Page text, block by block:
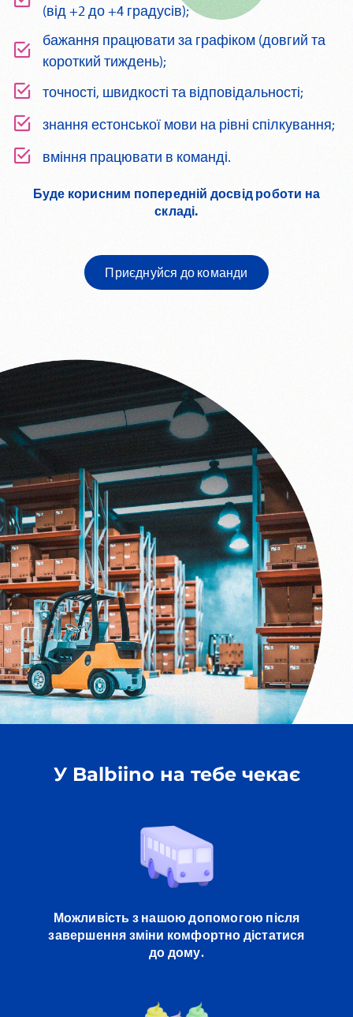
(від +2 до +4 градусів);
бажання працювати за графіком (довгий та
короткий тиждень);
точності, швидкості та відповідальності;
знання естонської мови на рівні спілкування;
вміння працювати в команді.
Буде корисним попередній досвід роботи на
складі.
Приєднуйся до команди
У Balbiino на тебе чекає
Можливість з нашою допомогою після
завершення зміни комфортно дістатися
до дому.